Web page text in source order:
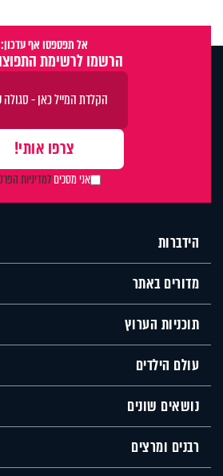
אל תפספסו אף עדכון:
הרשמו לרשימת
אני מסכיםלמדיניות
הידברות
מדורים באתר
תוכניות הערוץ
עולם הילדים
נושאים שונים
רבנים ומרצים